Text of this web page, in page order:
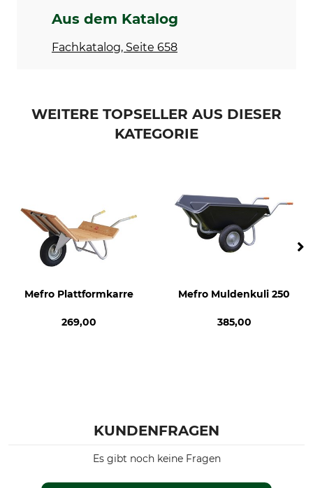
Breite
Aus dem Katalog
Fachkatalog, Seite 658
WEITERE TOPSELLER AUS DIESER
KATEGORIE
Mefro Plattformkarre
269,00
Mefro Muldenkuli 250
385,00
KUNDENFRAGEN
Es gibt noch keine Fragen